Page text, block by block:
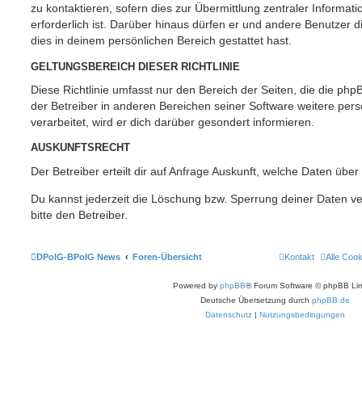
zu kontaktieren, sofern dies zur Übermittlung zentraler
erforderlich ist. Darüber hinaus dürfen er und andere Benutzer
dies in deinem persönlichen Bereich gestattet hast.
GELTUNGSBEREICH DIESER RICHTLINIE
Diese Richtlinie umfasst nur den Bereich der Seiten, die die
der Betreiber in anderen Bereichen seiner Software weitere
verarbeitet, wird er dich darüber gesondert informieren.
AUSKUNFTSRECHT
Der Betreiber erteilt dir auf Anfrage Auskunft, welche Daten
Du kannst jederzeit die Löschung bzw. Sperrung deiner Daten
bitte den Betreiber.
DPolG-BPolG News Foren-Übersicht Alle
Kontakt
Powered by phpBB® Forum Software © phpBB
Deutsche Übersetzung durch phpBB.de
Datenschutz
Nutzungsbedingungen